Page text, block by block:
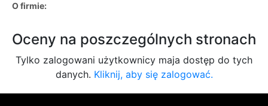
O firmie:
Oceny na poszczególnych stronach
Tylko zalogowani użytkownicy maja dostęp do tych
danych. Kliknij, aby się zalogować.